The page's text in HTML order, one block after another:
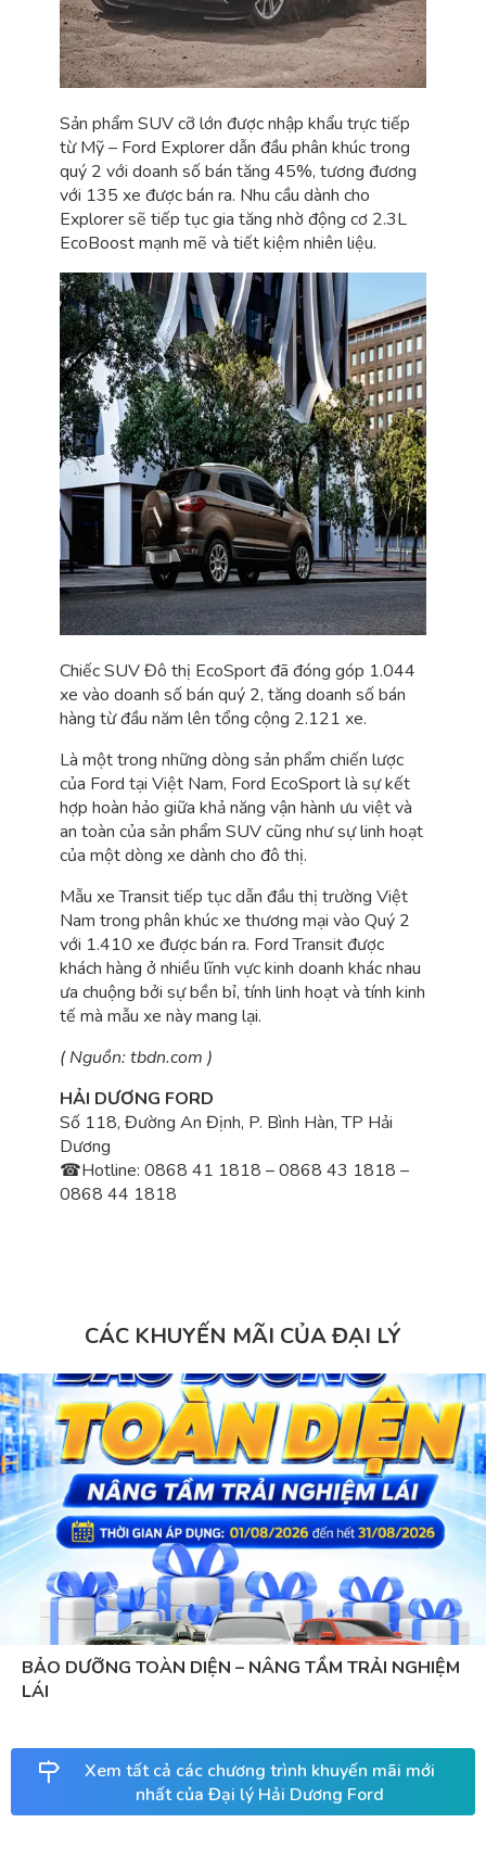
Sản phẩm SUV cỡ lớn được nhập khẩu trực tiếp
từ Mỹ – Ford Explorer dẫn đầu phân khúc trong
quý 2 với doanh số bán tăng 45%, tương đương
với 135 xe được bán ra. Nhu cầu dành cho
Explorer sẽ tiếp tục gia tăng nhờ động cơ 2.3L
EcoBoost mạnh mẽ và tiết kiệm nhiên liệu.
Chiếc SUV Đô thị EcoSport đã đóng góp 1.044
xe vào doanh số bán quý 2, tăng doanh số bán
hàng từ đầu năm lên tổng cộng 2.121 xe.
Là một trong những dòng sản phẩm chiến lược
của Ford tại Việt Nam, Ford EcoSport là sự kết
hợp hoàn hảo giữa khả năng vận hành ưu việt và
an toàn của sản phẩm SUV cũng như sự linh hoạt
của một dòng xe dành cho đô thị.
Mẫu xe Transit tiếp tục dẫn đầu thị trường Việt
Nam trong phân khúc xe thương mại vào Quý 2
với 1.410 xe được bán ra. Ford Transit được
khách hàng ở nhiều lĩnh vực kinh doanh khác nhau
ưa chuộng bởi sự bền bỉ, tính linh hoạt và tính kinh
tế mà mẫu xe này mang lại.
( Nguồn: tbdn.com )
HẢI DƯƠNG FORD
Số 118, Đường An Định, P. Bình Hàn, TP Hải
Dương
☎Hotline: 0868 41 1818 – 0868 43 1818 –
0868 44 1818
CÁC KHUYẾN MÃI CỦA ĐẠI LÝ
BẢO DƯỠNG TOÀN DIỆN – NÂNG TẦM TRẢI NGHIỆM
LÁI
Xem tất cả các chương trình khuyến mãi mới
nhất của Đại lý Hải Dương Ford